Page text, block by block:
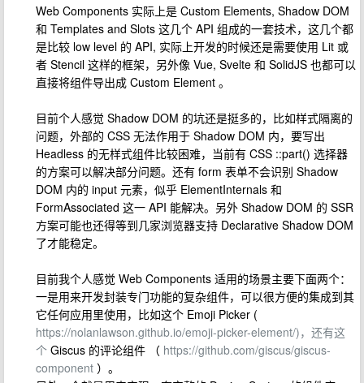
Web Components 实际上是 Custom Elements, Shadow DOM
和 Templates and Slots 这几个 API 组成的一套技术，这几个都
是比较 low level 的 API, 实际上开发的时候还是需要使用 Lit 或
者 Stencil 这样的框架，另外像 Vue, Svelte 和 SolidJS 也都可以
直接将组件导出成 Custom Element 。
目前个人感觉 Shadow DOM 的坑还是挺多的，比如样式隔离的
问题，外部的 CSS 无法作用于 Shadow DOM 内，要写出
Headless 的无样式组件比较困难，当前有 CSS ::part() 选择器
的方案可以解决部分问题。还有 form 表单不会识别 Shadow
DOM 内的 input 元素，似乎 ElementInternals 和
FormAssociated 这一 API 能解决。另外 Shadow DOM 的 SSR
方案可能也还得等到几家浏览器支持 Declarative Shadow DOM
了才能稳定。
目前我个人感觉 Web Components 适用的场景主要下面两个：
一是用来开发封装专门功能的复杂组件，可以很方便的集成到其
它任何应用里使用，比如这个 Emoji Picker (
https://nolanlawson.github.io/emoji-picker-element/)，还有这
个 Giscus 的评论组件 （ https://github.com/giscus/giscus-
component ）。